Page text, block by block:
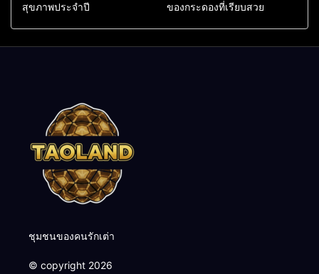
สุขภาพประจำปี
ของกระดองที่เรียบสวย
ชุมชนของคนรักเต่า
© copyright 2026